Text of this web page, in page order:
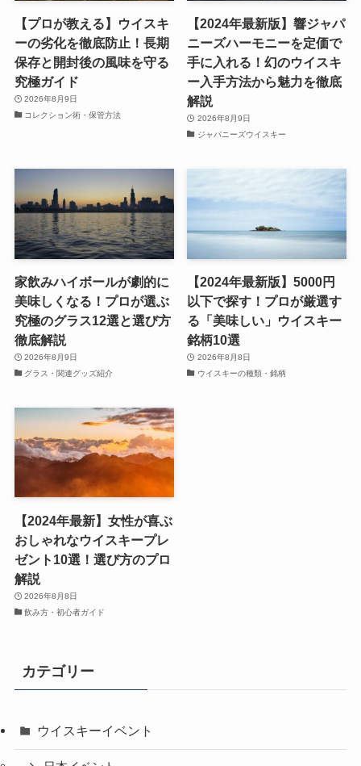
【プロが教える】ウイスキ
ーの劣化を徹底防止！長期
保存と開封後の風味を守る
究極ガイド
2026年8月9日
コレクション術・保管方法
【2024年最新版】響ジャパ
ニーズハーモニーを定価で
手に入れる！幻のウイスキ
ー入手方法から魅力を徹底
解説
2026年8月9日
ジャパニーズウイスキー
家飲みハイボールが劇的に
美味しくなる！プロが選ぶ
究極のグラス12選と選び方
徹底解説
2026年8月9日
グラス・関連グッズ紹介
【2024年最新版】5000円
以下で探す！プロが厳選す
る「美味しい」ウイスキー
銘柄10選
2026年8月8日
ウイスキーの種類・銘柄
【2024年最新】女性が喜ぶ
おしゃれなウイスキープレ
ゼント10選！選び方のプロ
解説
2026年8月8日
飲み方・初心者ガイド
カテゴリー
ウイスキーイベント